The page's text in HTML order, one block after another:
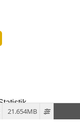
21.654MB